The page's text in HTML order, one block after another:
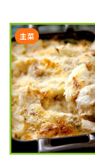
主菜